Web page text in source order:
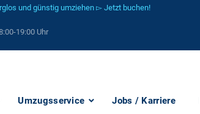
und günstig umziehen ▻ Jetzt buchen!
19:00 Uhr
Umzugsservice Jobs / Karriere